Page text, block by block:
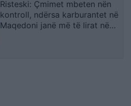
Risteski: Çmimet mbeten nën
kontroll, ndërsa karburantet në
Maqedoni janë më të lirat në